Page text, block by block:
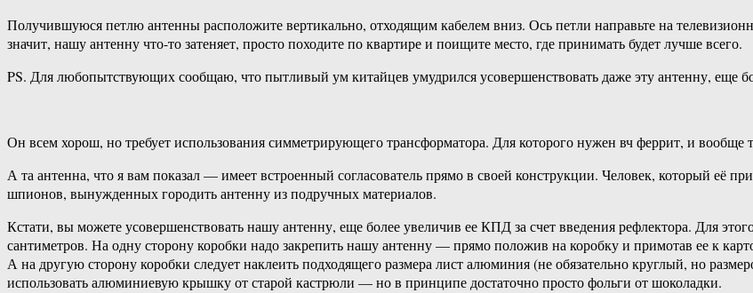
Получившуюся петлю антенны расположите вертикально, отходящим кабелем вниз. Ось петли направьте на
значит, нашу антенну что-то затеняет, просто походите по квартире и поищите место, где принимать будет лучше всего.
PS. Для любопытствующих сообщаю, что пытливый ум китайцев умудрился усовершенствовать даже эту антенну, еще
Он всем хорош, но требует использования симметрирующего трансформатора. Для которого нужен вч феррит, и вообще
А та антенна, что я вам показал — имеет встроенный согласователь прямо в своей конструкции. Человек, который её
шпионов, вынужденных городить антенну из подручных материалов.
Кстати, вы можете усовершенствовать нашу антенну, еще более увеличив ее КПД за счет введения рефлектора. Для
сантиметров. На одну сторону коробки надо закрепить нашу антенну — прямо положив на коробку и примотав ее к
А на другую сторону коробки следует наклеить подходящего размера лист алюминия (не обязательно круглый, но
использовать алюминиевую крышку от старой кастрюли — но в принципе достаточно просто фольги от шоколадки.